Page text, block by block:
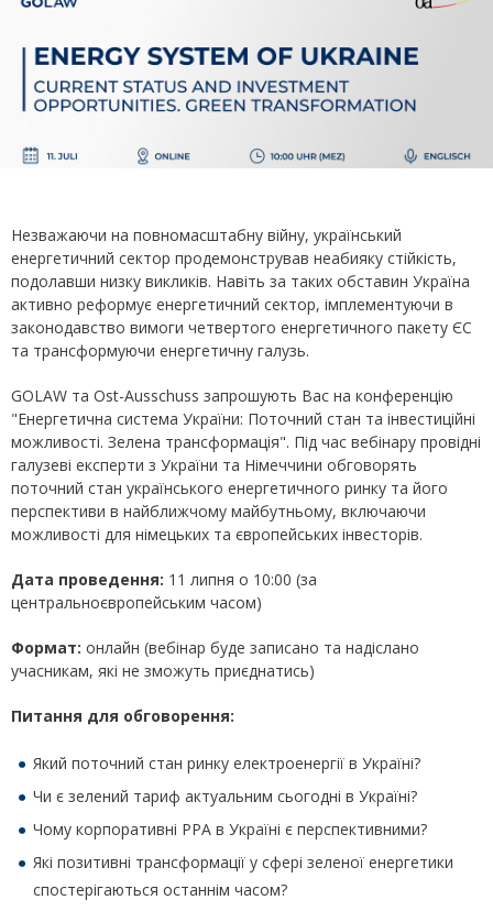
Незважаючи на повномасштабну війну, український
енергетичний сектор продемонстрував неабияку стійкість,
подолавши низку викликів. Навіть за таких обставин Україна
активно реформує енергетичний сектор, імплементуючи в
законодавство вимоги четвертого енергетичного пакету ЄС
та трансформуючи енергетичну галузь.
GOLAW та Ost-Ausschuss запрошують Вас на конференцію
"Енергетична система України: Поточний стан та інвестиційні
можливості. Зелена трансформація". Під час вебінару провідні
галузеві експерти з України та Німеччини обговорять
поточний стан українського енергетичного ринку та його
перспективи в найближчому майбутньому, включаючи
можливості для німецьких та європейських інвесторів.
Дата проведення: 11 липня о 10:00 (за
центральноєвропейським часом)
Формат: онлайн (вебінар буде записано та надіслано
учасникам, які не зможуть приєднатись)
Питання для обговорення:
Який поточний стан ринку електроенергії в Україні?
Чи є зелений тариф актуальним сьогодні в Україні?
Чому корпоративні РРА в Україні є перспективними?
Які позитивні трансформації у сфері зеленої енергетики
спостерігаються останнім часом?